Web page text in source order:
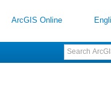
ArcGIS Online